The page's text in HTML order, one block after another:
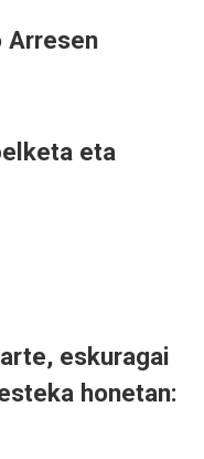
Arresen
eta
eskuragai
honetan: